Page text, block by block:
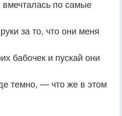
по самые
за то, что они меня
бабочек и пускай они
темно, — что же в этом